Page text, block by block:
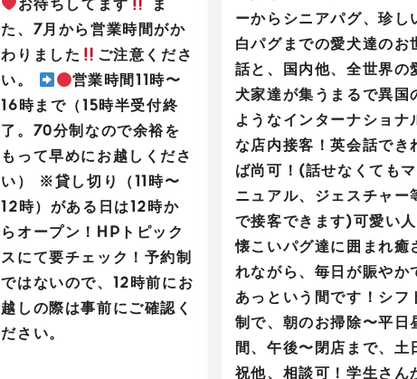
お待ちしてます
ま
た、7月から営業時間がか
わりました
ご注意くださ
い。
営業時間11時〜
16時まで（15時半受付終
了。70分制なので余裕を
もって早めにお越しくださ
い） ※貸し切り（11時〜
12時）がある日は12時か
らオープン！HPトピック
スにて要チェック！予約制
ではないので、12時前にお
越しの際は事前にご確認く
ださい。
ーからシニアパグ、珍し
白パグまでの愛犬達のお
話と、国内他、全世界の
犬家達が集うまるで異国
ようなインターナショナ
な店内接客！英会話でき
ば尚可！(話せなくてもマ
ニュアル、ジェスチャー
で接客できます)可愛い人
懐こいパグ達に囲まれ癒
れながら、毎日が賑やか
あっという間です！シフ
制で、朝のお掃除〜平日
間、午後〜閉店まで、土
祝他、相談可！学生さん